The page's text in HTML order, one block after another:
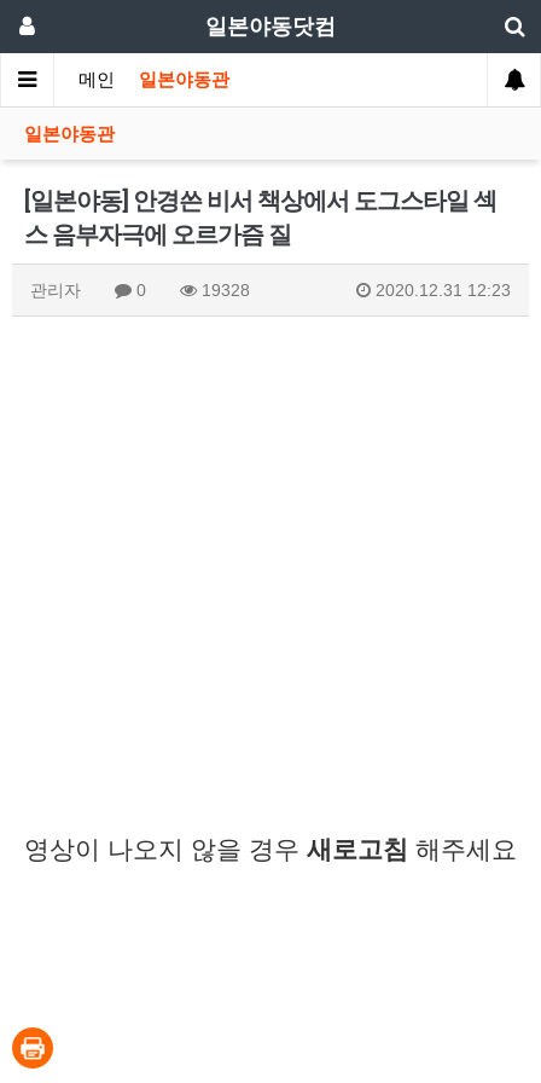
일본야동닷컴
메인 일본야동관
일본야동관
[일본야동] 안경쓴 비서 책상에서 도그스타일 섹
스 음부자극에 오르가즘 질
관리자 0 19328 2020.12.31 12:23
영상이 나오지 않을 경우 새로고침 해주세요